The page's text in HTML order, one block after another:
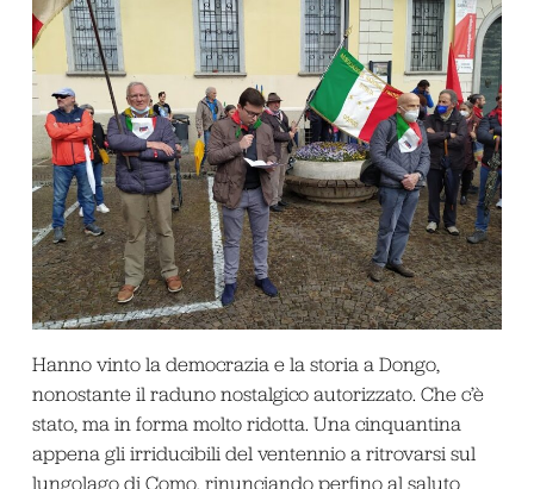
Hanno vinto la democrazia e la storia a Dongo,
nonostante il raduno nostalgico autorizzato. Che c’è
stato, ma in forma molto ridotta. Una cinquantina
appena gli irriducibili del ventennio a ritrovarsi sul
lungolago di Como, rinunciando perfino al saluto